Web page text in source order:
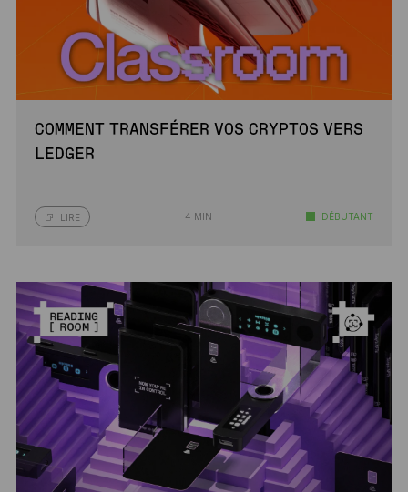
COMMENT TRANSFÉRER VOS CRYPTOS VERS
LEDGER
LIRE 4 MIN DÉBUTANT